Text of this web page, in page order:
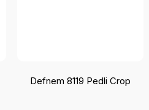
Defnem 8119 Pedli Crop